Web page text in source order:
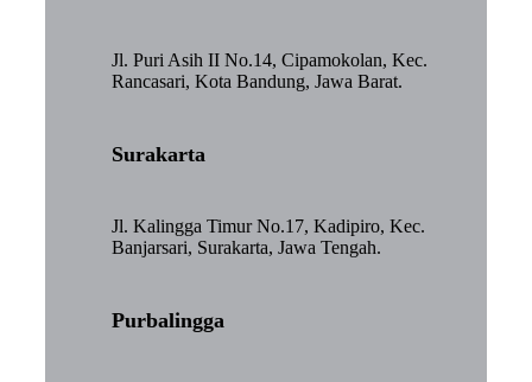
Jl. Puri Asih II No.14, Cipamokolan, Kec.
Rancasari, Kota Bandung, Jawa Barat.
Surakarta
Jl. Kalingga Timur No.17, Kadipiro, Kec.
Banjarsari, Surakarta, Jawa Tengah.
Purbalingga